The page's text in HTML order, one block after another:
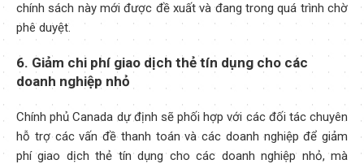
chính sách này mới được đề xuất và đang trong quá trình chờ
phê duyệt.
6. Giảm chi phí giao dịch thẻ tín dụng cho các
doanh nghiệp nhỏ
Chính phủ Canada dự định sẽ phối hợp với các đối tác chuyên
hỗ trợ các vấn đề thanh toán và các doanh nghiệp để giảm
phí giao dịch thẻ tín dụng cho các doanh nghiệp nhỏ, mà